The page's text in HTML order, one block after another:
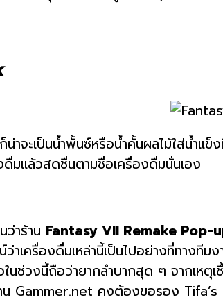
าจะเป็นน้ำพั้นซ์หรือน้ำคั้นผลไม้ใส่น้ำแ
มแล้วสดชื่นตามชื่อเครื่องดื่มนั่นเอง
ว่าร้าน Fantasy VII Remake Pop-
ครื่องดื่มเหล่านี้เป็นไปอย่างที่ทางทีมง
ในช่วงนี้ถือว่ายากลำบากสุด ๆ จากเห
าน Gammer.net คงต้องขอรอง